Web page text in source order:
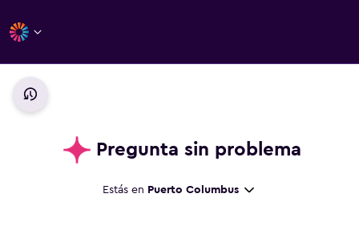
Pregunta sin problema
Estás en Puerto Columbus